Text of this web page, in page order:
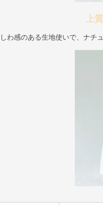
上
しわ感のある生地使いで、ナチ